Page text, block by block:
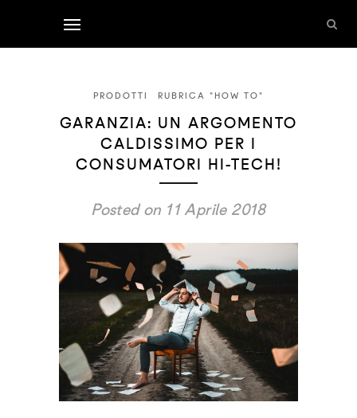
PRODOTTI RUBRICA "HOW TO"
GARANZIA: UN ARGOMENTO
CALDISSIMO PER I
CONSUMATORI HI-TECH!
Posted on 11 Aprile 2018